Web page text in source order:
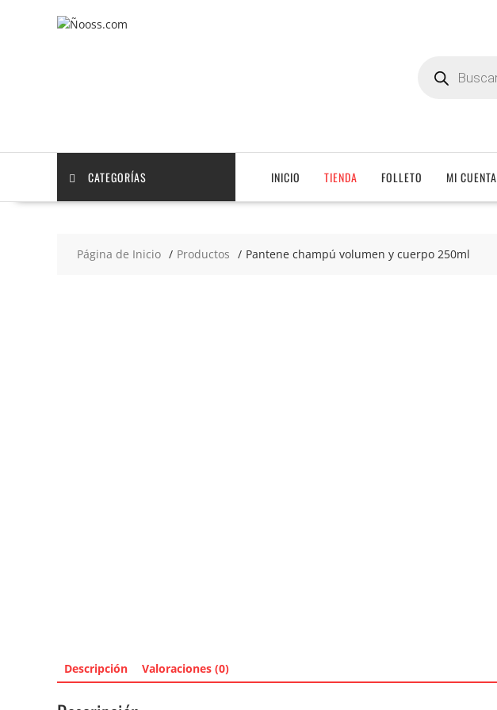
productos
CATEGORÍAS INICIO TIENDA FOLLETO MI CUENTA
Página de Inicio Productos Pantene champú volumen y cuerpo 250ml
Descripción Valoraciones (0)